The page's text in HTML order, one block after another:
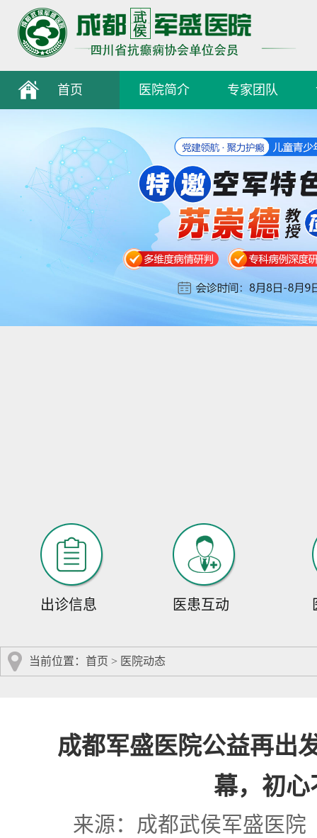
首页 医院简介 专家团队
出诊信息 医患互动
当前位置： 首页 > 医院动态
成都军盛医院公益再出
幕，初心
来源：成都武侯军盛医